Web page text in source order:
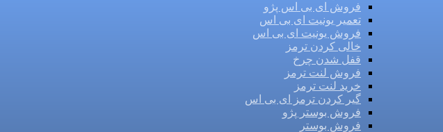
فروش ای بی اس پژو
تعمیر یونیت ای بی اس
فروش یونیت ای بی اس
خالی کردن ترمز
قفل شدن چرخ
فروش لنت ترمز
خرید لنت ترمز
گیر کردن ترمز ای بی اس
فروش بوستر پژو
فروش بوستر